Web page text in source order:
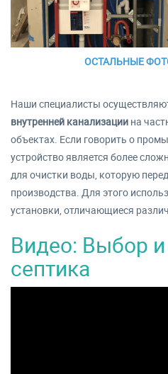
ОСТАЛЬНЫЕ
Наши специалисты
внутренней канализации на
объектах. Если говорить о
устройство является более
для очистки воды, которую
производства. Для этого
установки, отличающиеся
Видео: Выбор и
септика